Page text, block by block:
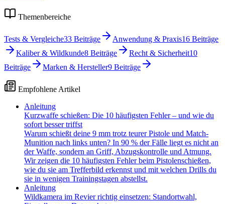
Themenbereiche
Tests & Vergleiche33 Beiträge Anwendung & Praxis16 Beiträge
Kaliber & Wildkunde8 Beiträge Recht & Sicherheit10
Beiträge
Marken & Hersteller9 Beiträge
Empfohlene Artikel
Anleitung
Kurzwaffe schießen: Die 10 häufigsten Fehler – und wie du
sofort besser triffst
Warum schießt deine 9 mm trotz teurer Pistole und Match-
Munition nach links unten? In 90 % der Fälle liegt es nicht an
der Waffe, sondern an Griff, Abzugskontrolle und Atmung.
Wir zeigen die 10 häufigsten Fehler beim Pistolenschießen,
wie du sie am Trefferbild erkennst und mit welchen Drills du
sie in wenigen Trainingstagen abstellst.
Anleitung
Wildkamera im Revier richtig einsetzen: Standortwahl,